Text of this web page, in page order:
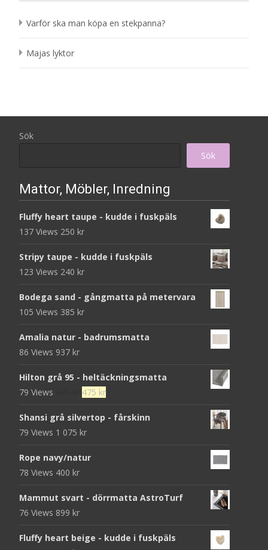
Varför ska man köpa en stekpanna?
Majas lyktor
Sök
Sök
Mattor, Möbler, Inredning
Fluffy heart taupe - kudde i fuskpäls
137 Views 250 kr
Stripy taupe - kudde i fuskpäls
123 Views 240 kr
Bodega sand - gångmatta på metervara
105 Views 385 kr
Amalia natur - badrumsmatta
86 Views 937 kr
Hilton grå 95 - heltäckningsmatta
79 Views
Det
priset
var:
475 krDet
priset
Shansi grå silvertop - fårskinn
79 Views 1 075 kr
Rope navy/natur
78 Views 400 kr
Mammut svart - dörrmatta AstroTurf
76 Views 899 kr
Fluffy heart beige - kudde i fuskpäls